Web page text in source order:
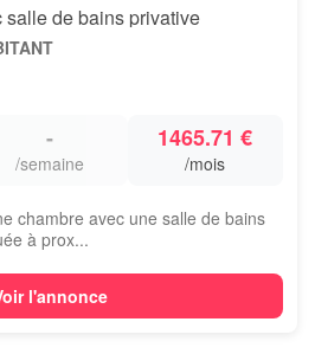
de bains privative
-
/semaine
1465.71 €
/mois
chambre avec une salle de bains
à prox...
l'annonce